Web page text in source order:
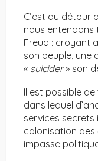
C’est au détour
nous entendons
Freud : croyant
son peuple, une
« suicider» son
Il est possible
dans lequel
services secrets
colonisation des
impasse